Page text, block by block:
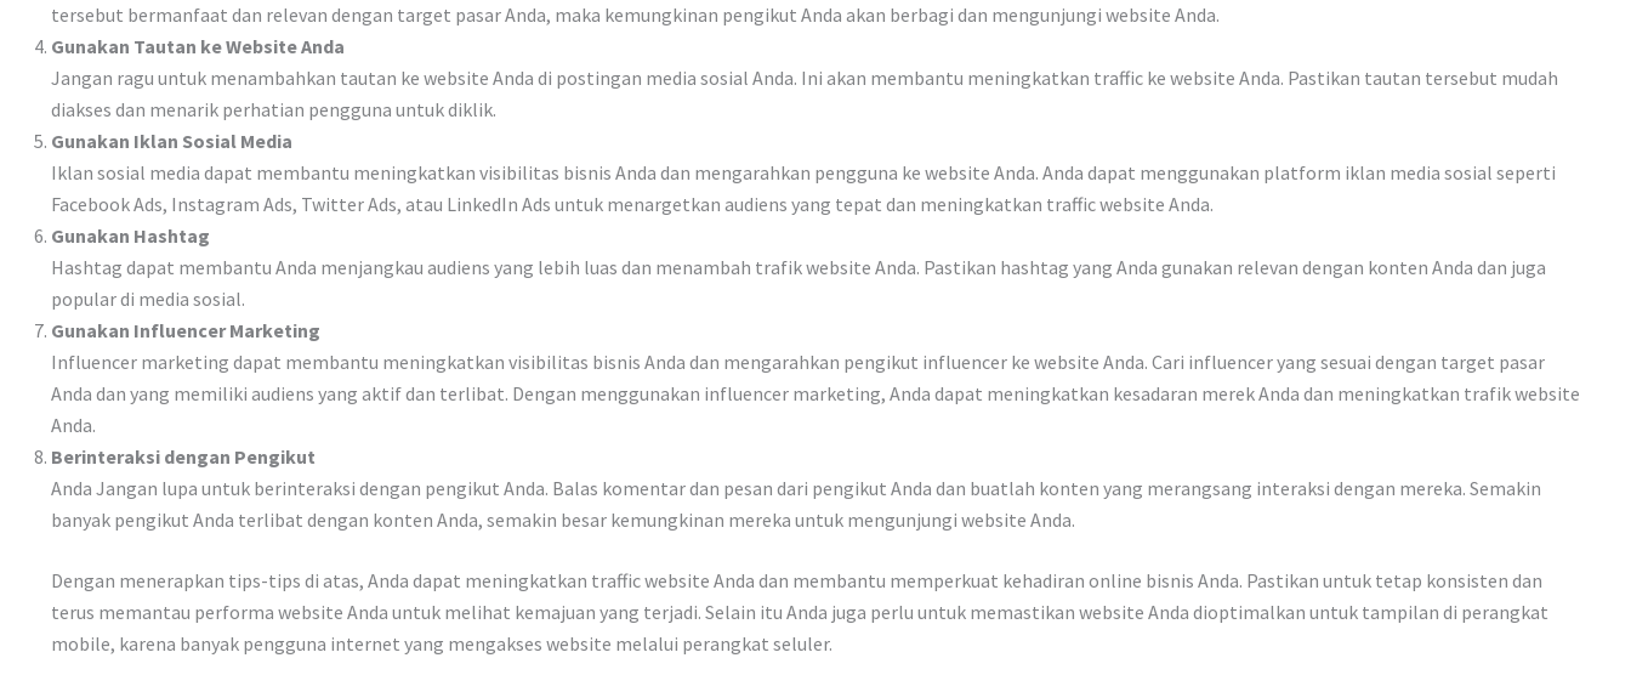
tersebut bermanfaat dan relevan dengan target pasar Anda, maka kemungkinan pengikut Anda akan berbagi dan mengunjungi website Anda.
Gunakan Tautan ke Website Anda
Jangan ragu untuk menambahkan tautan ke website Anda di postingan media sosial Anda. Ini akan membantu meningkatkan traffic ke website Anda. Pastikan tautan tersebut mudah
diakses dan menarik perhatian pengguna untuk diklik.
Gunakan Iklan Sosial Media
Iklan sosial media dapat membantu meningkatkan visibilitas bisnis Anda dan mengarahkan pengguna ke website Anda. Anda dapat menggunakan platform iklan media sosial seperti
Facebook Ads, Instagram Ads, Twitter Ads, atau LinkedIn Ads untuk menargetkan audiens yang tepat dan meningkatkan traffic website Anda.
Gunakan Hashtag
Hashtag dapat membantu Anda menjangkau audiens yang lebih luas dan menambah trafik website Anda. Pastikan hashtag yang Anda gunakan relevan dengan konten Anda dan juga
popular di media sosial.
Gunakan Influencer Marketing
Influencer marketing dapat membantu meningkatkan visibilitas bisnis Anda dan mengarahkan pengikut influencer ke website Anda. Cari influencer yang sesuai dengan target pasar
Anda dan yang memiliki audiens yang aktif dan terlibat. Dengan menggunakan influencer marketing, Anda dapat meningkatkan kesadaran merek Anda dan meningkatkan trafik website
Anda.
Berinteraksi dengan Pengikut
Anda Jangan lupa untuk berinteraksi dengan pengikut Anda. Balas komentar dan pesan dari pengikut Anda dan buatlah konten yang merangsang interaksi dengan mereka. Semakin
banyak pengikut Anda terlibat dengan konten Anda, semakin besar kemungkinan mereka untuk mengunjungi website Anda.
Dengan menerapkan tips-tips di atas, Anda dapat meningkatkan traffic website Anda dan membantu memperkuat kehadiran online bisnis Anda. Pastikan untuk tetap konsisten dan
terus memantau performa website Anda untuk melihat kemajuan yang terjadi. Selain itu Anda juga perlu untuk memastikan website Anda dioptimalkan untuk tampilan di perangkat
mobile, karena banyak pengguna internet yang mengakses website melalui perangkat seluler.